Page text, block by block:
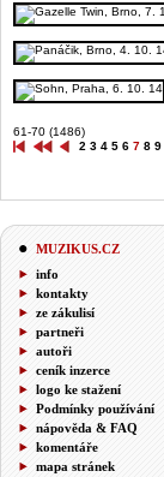
61-70 (1486)
2 3 4 5 6 7 8 9
MUZIKUS.CZ
info
kontakty
ze zákulisí
partneři
autoři
ceník inzerce
logo ke stažení
Podmínky používání
nápověda & FAQ
komentáře
mapa stránek